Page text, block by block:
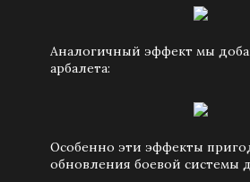
Аналогичный эффект мы
арбалета:
Особенно эти эффекты
обновления боевой системы